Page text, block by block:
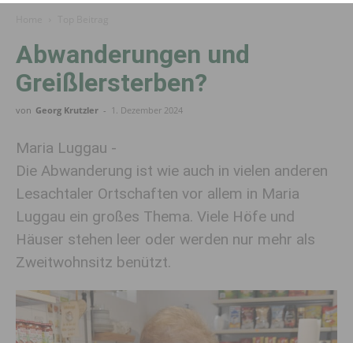
Abwanderungen und
Greißlersterben?
von Georg Krutzler - 1. Dezember 2024
Maria Luggau -
Die Abwanderung ist wie auch in vielen anderen
Lesachtaler Ortschaften vor allem in Maria
Luggau ein großes Thema. Viele Höfe und
Häuser stehen leer oder werden nur mehr als
Zweitwohnsitz benützt.